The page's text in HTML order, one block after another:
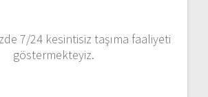
7/24 kesintisiz taşıma faaliyeti
göstermekteyiz.